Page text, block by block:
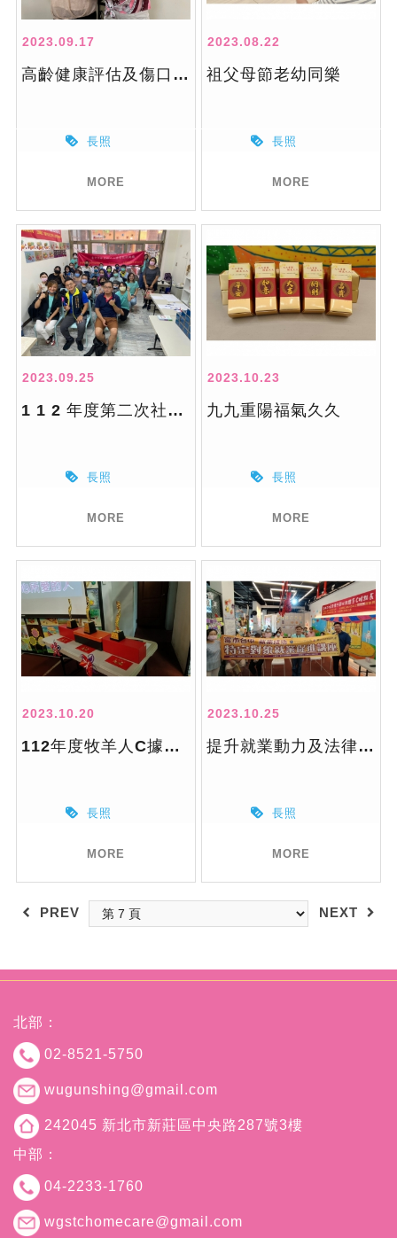
2023.09.17
高齡健康評估及傷口照護教育訓練 x 季會 x 個案研討 x 團督
長照
MORE
2023.08.22
祖父母節老幼同樂
長照
MORE
2023.09.25
1 1 2 年度第二次社區整體照顧服務體系聯繫會報(臺中市A個管)
長照
MORE
2023.10.23
九九重陽福氣久久
長照
MORE
2023.10.20
112年度牧羊人C據點巡迴成果展 x 重陽節歌唱總決賽
長照
MORE
2023.10.25
提升就業動力及法律相關講座
長照
MORE
PREV NEXT
北部：
02-8521-5750
wugunshing@gmail.com
242045 新北市新莊區中央路287號3樓
中部：
04-2233-1760
wgstchomecare@gmail.com